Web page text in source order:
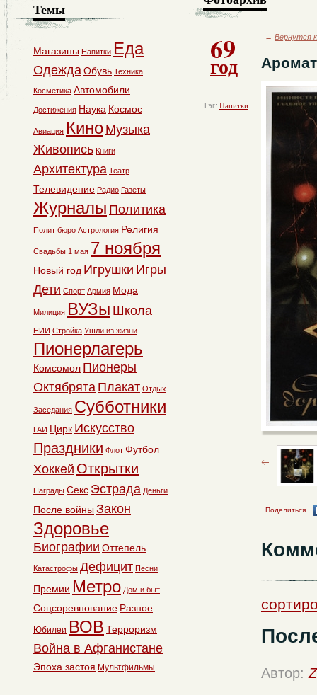
69
год
Тэг: Напитки
← Вернутся
Поделиться
Автор:
Темы
Магазины Напитки Еда
ОдеждаОбувь Техника
Косметика Автомобили
Достижения Наука Космос
Авиация Кино Музыка
Живопись Книги
Архитектура Театр
Телевидение Радио Газеты
Журналы Политика
Полит бюро Астрология Религия
Свадьбы 1 мая 7 ноября
Новый год Игрушки Игры
Дети Спорт Армия Мода
Милиция ВУЗы Школа
НИИ Стройка Ушли из жизни
Пионерлагерь
Комсомол Пионеры
Октябрята Плакат Отдых
Заседания Субботники
ГАИ Цирк Искусство
Праздники Флот Футбол
Хоккей Открытки
Награды Секс Эстрада Деньги
После войны Закон
Здоровье
Биографии Оттепель
Катастрофы Дефицит Песни
Премии Метро Дом и быт
Соцсоревнование Разное
Юбилеи ВОВ Терроризм
Война в Афганистане
Эпоха застоя Мультфильмы